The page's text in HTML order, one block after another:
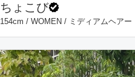
ちょこび
154cm / WOMEN / ミディアムヘアー